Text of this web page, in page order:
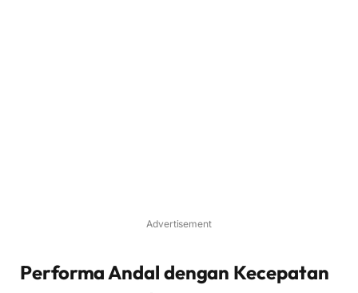
Advertisement
Performa Andal dengan Kecepatan